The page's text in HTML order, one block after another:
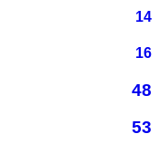
14
16
48
53